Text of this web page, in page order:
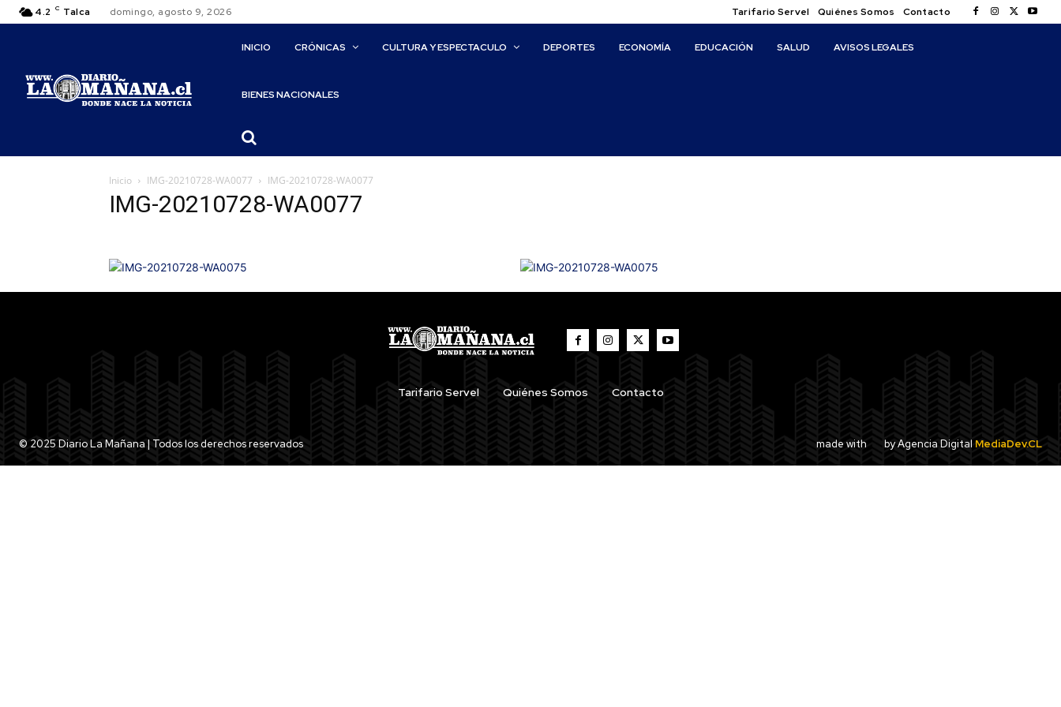
4.2 C Talca domingo, agosto 9, 2026 Tarifario Servel Quiénes Somos Contacto
INICIO CRÓNICAS CULTURA Y ESPECTACULO DEPORTES ECONOMÍA EDUCACIÓN SALUD AVISOS LEGALES
BIENES NACIONALES
Inicio IMG-20210728-WA0077 IMG-20210728-WA0077
IMG-20210728-WA0077
Tarifario Servel Quiénes Somos Contacto
© 2025 Diario La Mañana | Todos los derechos reservados made with by Agencia Digital MediaDev.CL